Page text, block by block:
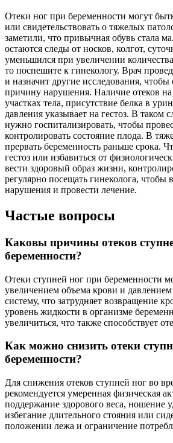
Отеки ног при беременности могут
или свидетельствовать о тяжелых
заметили, что привычная обувь стала
остаются следы от носков, колгот,
уменьшился при увеличении
то поспешите к гинекологу. Врач
и назначит другие исследования,
причину нарушения. Наличие отеков
участках тела, присутствие белка в
давления указывает на гестоз. В таком
нужно госпитализировать, чтобы
контролировать состояние плода. В
прервать беременность раньше срока.
гестоз или избавиться от
вести здоровый образ жизни,
регулярно посещать гинеколога, чтобы
нарушения и провести лечение.
Частые вопросы
Каковы причины отеков
беременности?
Отеки ступней ног при беременности
увеличением объема крови и
систему, что затрудняет возвращение
уровень жидкости в организме
увеличиться, что также способствует
Как можно снизить отеки
беременности?
Для снижения отеков ступней ног во
рекомендуется умеренная физическая
поддержание здорового веса, ношение
избегание длительного стояния или
положении лежа и ограничение